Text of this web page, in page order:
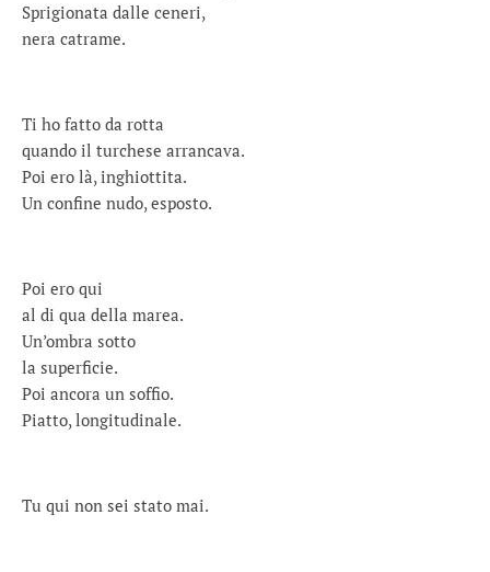
Sprigionata dalle ceneri,
nera catrame.
Ti ho fatto da rotta
quando il turchese arrancava.
Poi ero là, inghiottita.
Un confine nudo, esposto.
Poi ero qui
al di qua della marea.
Un’ombra sotto
la superficie.
Poi ancora un soffio.
Piatto, longitudinale.
Tu qui non sei stato mai.